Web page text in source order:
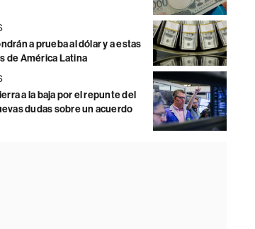
a prueba al dólar y a estas
de América Latina
a la baja por el repunte del
dudas sobre un acuerdo